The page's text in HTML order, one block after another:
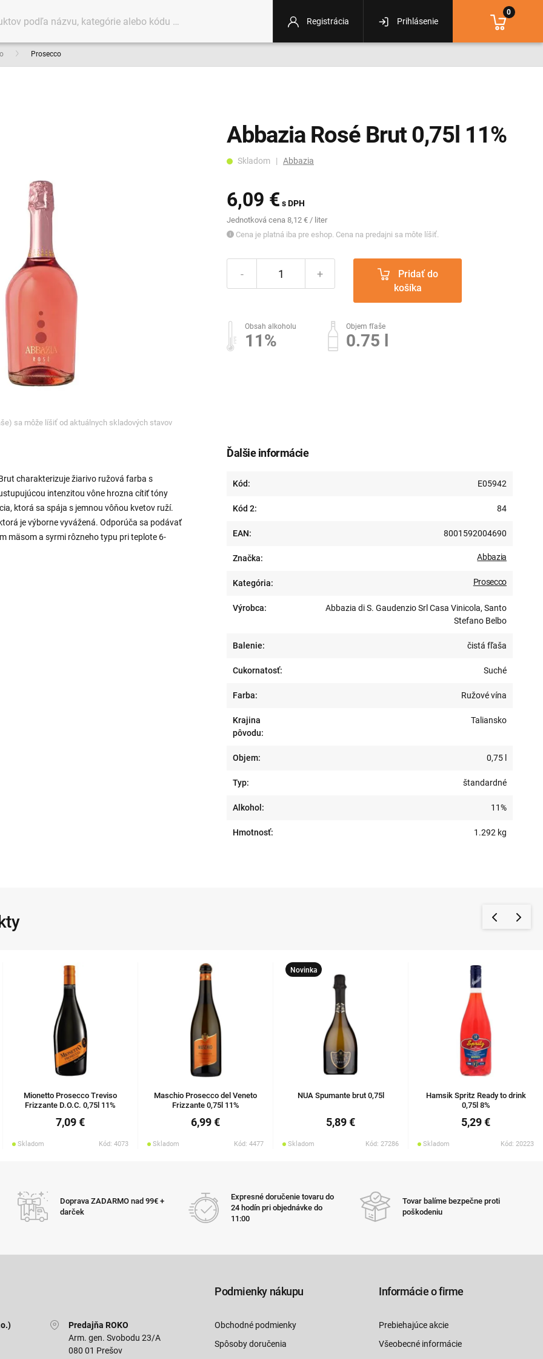
Prosecco
Abbazia Rosé Brut 0,75l 11%
Skladom | Abbazia
6,09 € s DPH
Jednotková cena 8,12 € / liter
Cena je platná iba pre eshop. Cena na predajni sa môte líšiť.
- +
košíka
Obsah alkoholu
11%
Objem fľaše
0.75 l
sa môže líšiť od aktuálnych skladových stavov
Ďalšie informácie
Kód: E05942
Kód 2: 84
EAN: 8001592004690
Značka: Abbazia
Kategória: Prosecco
Výrobca:
Abbazia di S. Gaudenzio Srl Casa Vinicola, Santo
Stefano Belbo
Balenie: čistá fľaša
Cukornatosť: Suché
Farba: Ružové vína
Krajina
pôvodu:
Taliansko
Objem: 0,75 l
Typ: štandardné
Alkohol: 11%
Hmotnosť: 1.292 kg
charakterizuje žiarivo ružová farba s
intenzitou vône hrozna cítiť tóny
ktorá sa spája s jemnou vôňou kvetov ruží.
je výborne vyvážená. Odporúča sa podávať
mäsom a syrmi rôzneho typu pri teplote 6-
Mionetto Prosecco Treviso
Frizzante D.O.C. 0,75l 11%
7,09 €
Skladom Kód: 4073
Maschio Prosecco del Veneto
Frizzante 0,75l 11%
6,99 €
Skladom Kód: 4477
Novinka
NUA Spumante brut 0,75l
5,89 €
Skladom Kód: 27286
Hamsik Spritz Ready to drink
0,75l 8%
5,29 €
Skladom Kód: 20223
Doprava ZADARMO nad 99€ +
darček
Expresné doručenie tovaru do
24 hodín pri objednávke do
11:00
Tovar balíme bezpečne proti
poškodeniu
Predajňa ROKO
Arm. gen. Svobodu 23/A
080 01 Prešov
Podmienky nákupu
Obchodné podmienky
Spôsoby doručenia
Informácie o firme
Prebiehajúce akcie
Všeobecné informácie
Registrácia Prihlásenie
0